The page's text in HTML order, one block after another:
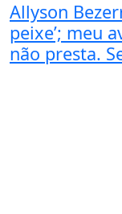
Allyson
peixe’; meu
não presta.